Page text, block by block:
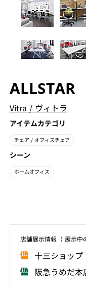
ALLSTAR
Vitra / ヴィトラ
アイテムカテゴリ
チェア / オフィスチェア
シーン
ホームオフィス
店舗展⽰情報（ 展⽰中
⼗三ショッ
阪急うめだ